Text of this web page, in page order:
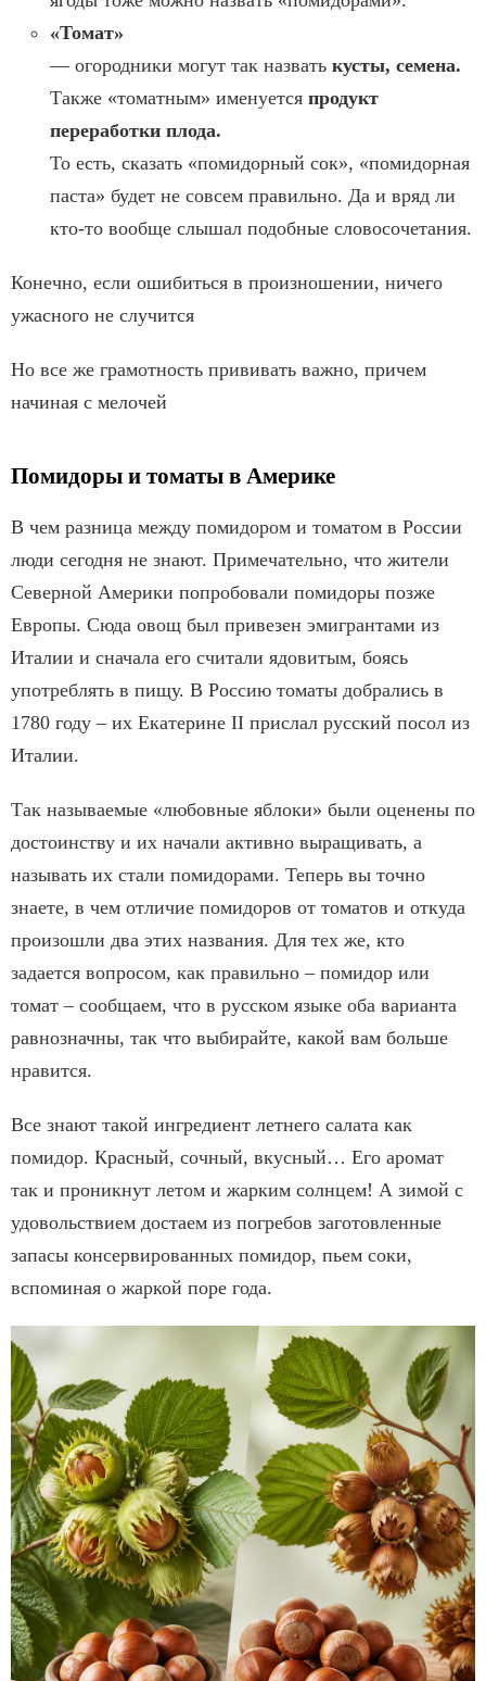
«Томат»
— огородники могут так назвать кусты, семена.
Также «томатным» именуется продукт
переработки плода.
То есть, сказать «помидорный сок», «помидорная
паста» будет не совсем правильно. Да и вряд ли
кто-то вообще слышал подобные словосочетания.
Конечно, если ошибиться в произношении, ничего
ужасного не случится
Но все же грамотность прививать важно, причем
начиная с мелочей
Помидоры и томаты в Америке
В чем разница между помидором и томатом в России
люди сегодня не знают. Примечательно, что жители
Северной Америки попробовали помидоры позже
Европы. Сюда овощ был привезен эмигрантами из
Италии и сначала его считали ядовитым, боясь
употреблять в пищу. В Россию томаты добрались в
1780 году – их Екатерине II прислал русский посол из
Италии.
Так называемые «любовные яблоки» были оценены по
достоинству и их начали активно выращивать, а
называть их стали помидорами. Теперь вы точно
знаете, в чем отличие помидоров от томатов и откуда
произошли два этих названия. Для тех же, кто
задается вопросом, как правильно – помидор или
томат – сообщаем, что в русском языке оба варианта
равнозначны, так что выбирайте, какой вам больше
нравится.
Все знают такой ингредиент летнего салата как
помидор. Красный, сочный, вкусный… Его аромат
так и проникнут летом и жарким солнцем! А зимой с
удовольствием достаем из погребов заготовленные
запасы консервированных помидор, пьем соки,
вспоминая о жаркой поре года.